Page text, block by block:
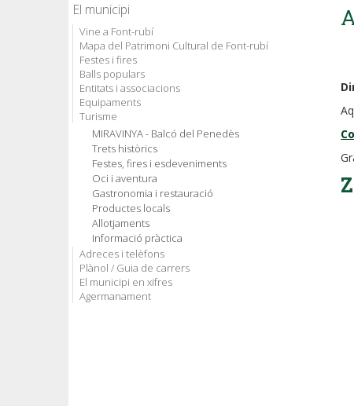
El municipi
Vine a Font-rubí
Mapa del Patrimoni Cultural de Font-rubí
Festes i fires
Balls populars
Entitats i associacions
Equipaments
Turisme
MIRAVINYA - Balcó del Penedès
Trets històrics
Festes, fires i esdeveniments
Oci i aventura
Gastronomia i restauració
Productes locals
Allotjaments
Informació pràctica
Adreces i telèfons
Plànol / Guia de carrers
El municipi en xifres
Agermanament